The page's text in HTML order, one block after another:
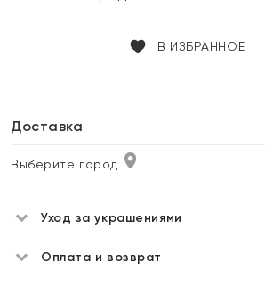
В ИЗБРАННОЕ
Доставка
Выберите город
Уход за украшениями
Оплата и возврат